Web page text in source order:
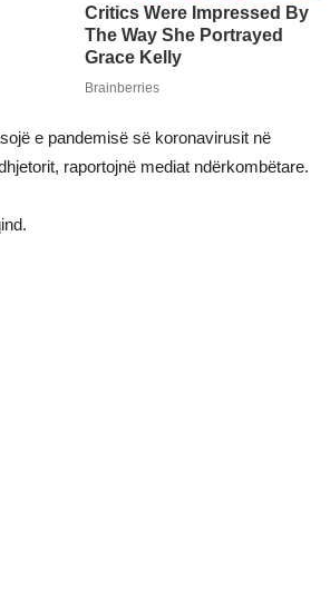
e pandemisë së koronavirusit në
raportojnë mediat ndërkombëtare.